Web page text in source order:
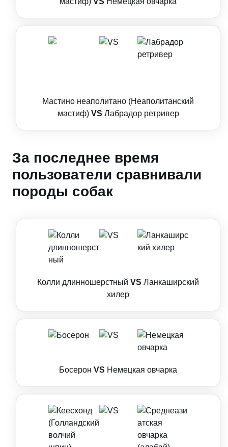
Мастино неаполитано (Неаполитанский
мастиф) VS Лабрадор ретривер
За последнее время
пользователи сравнивали
породы собак
Колли длинношерстный VS Ланкаширский
хилер
Босерон VS Немецкая овчарка